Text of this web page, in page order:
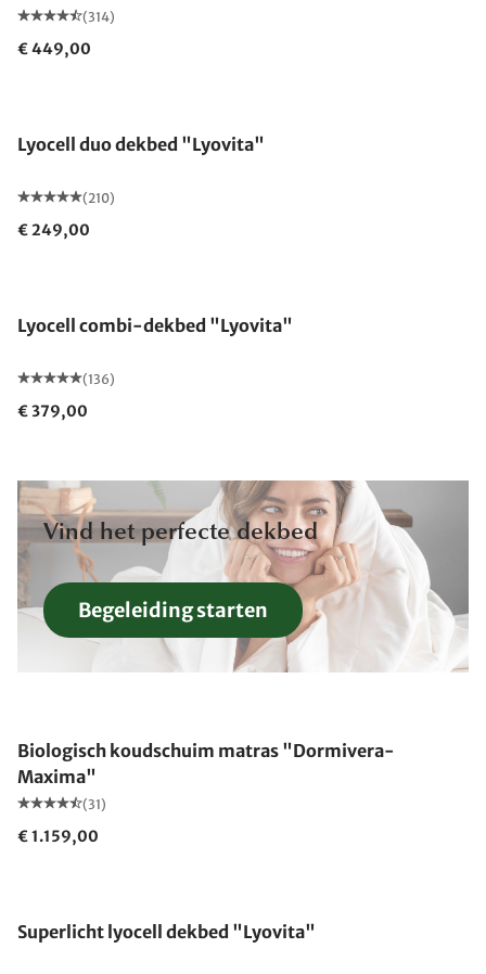
(314)
€ 449,00
Lyocell duo dekbed "Lyovita"
(210)
€ 249,00
Lyocell combi-dekbed "Lyovita"
(136)
€ 379,00
Vind het perfecte dekbed
Begeleiding starten
Biologisch koudschuim matras "Dormivera-
Maxima"
(31)
€ 1.159,00
Superlicht lyocell dekbed "Lyovita"